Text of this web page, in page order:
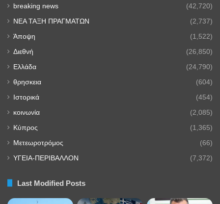
breaking news (42,720)
NEA TAΞΗ ΠΡΑΓΜΑΤΩΝ (2,737)
Άποψη (1,522)
Διεθνή (26,850)
Ελλάδα (24,790)
θρησκεια (604)
Ιστορικά (454)
κοινωνία (2,085)
Κύπρος (1,365)
Μετεωροτρόμος (66)
ΥΓΕΙΑ-ΠΕΡΙΒΑΛΛΟΝ (7,372)
Last Modified Posts